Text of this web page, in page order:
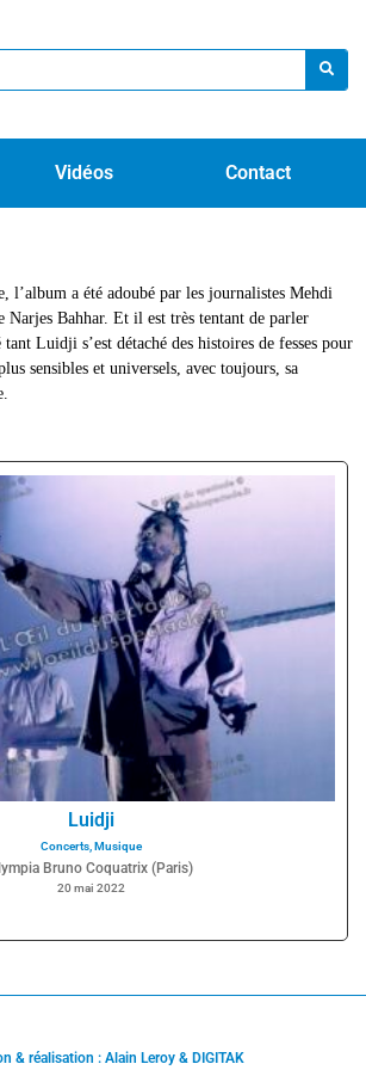
Vidéos Contact
Luidji
Concerts, Musique
Bruno Coquatrix (Paris)
20 mai 2022
& réalisation : Alain Leroy & DIGITAK